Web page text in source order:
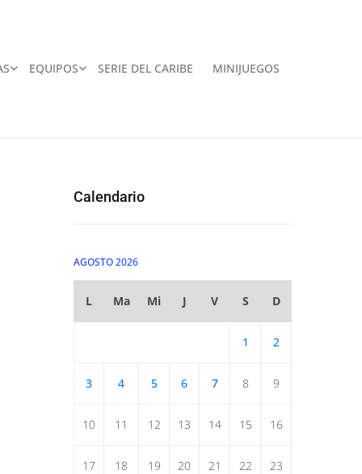
EQUIPOS SERIE DEL CARIBE MINIJUEGOS
Calendario
AGOSTO 2026
L Ma Mi J V S D
1 2
3 4 5 6 7 8 9
10 11 12 13 14 15 16
17 18 19 20 21 22 23